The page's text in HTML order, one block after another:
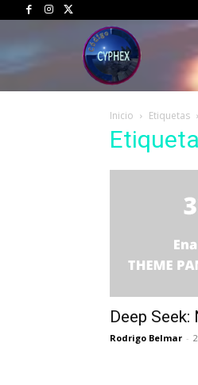
Inicio Etiquetas
Deep
Rodrigo Belmar -